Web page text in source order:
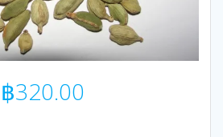
฿320.00